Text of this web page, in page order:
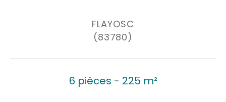
FLAYOSC
(83780)
6 pièces - 225 m²